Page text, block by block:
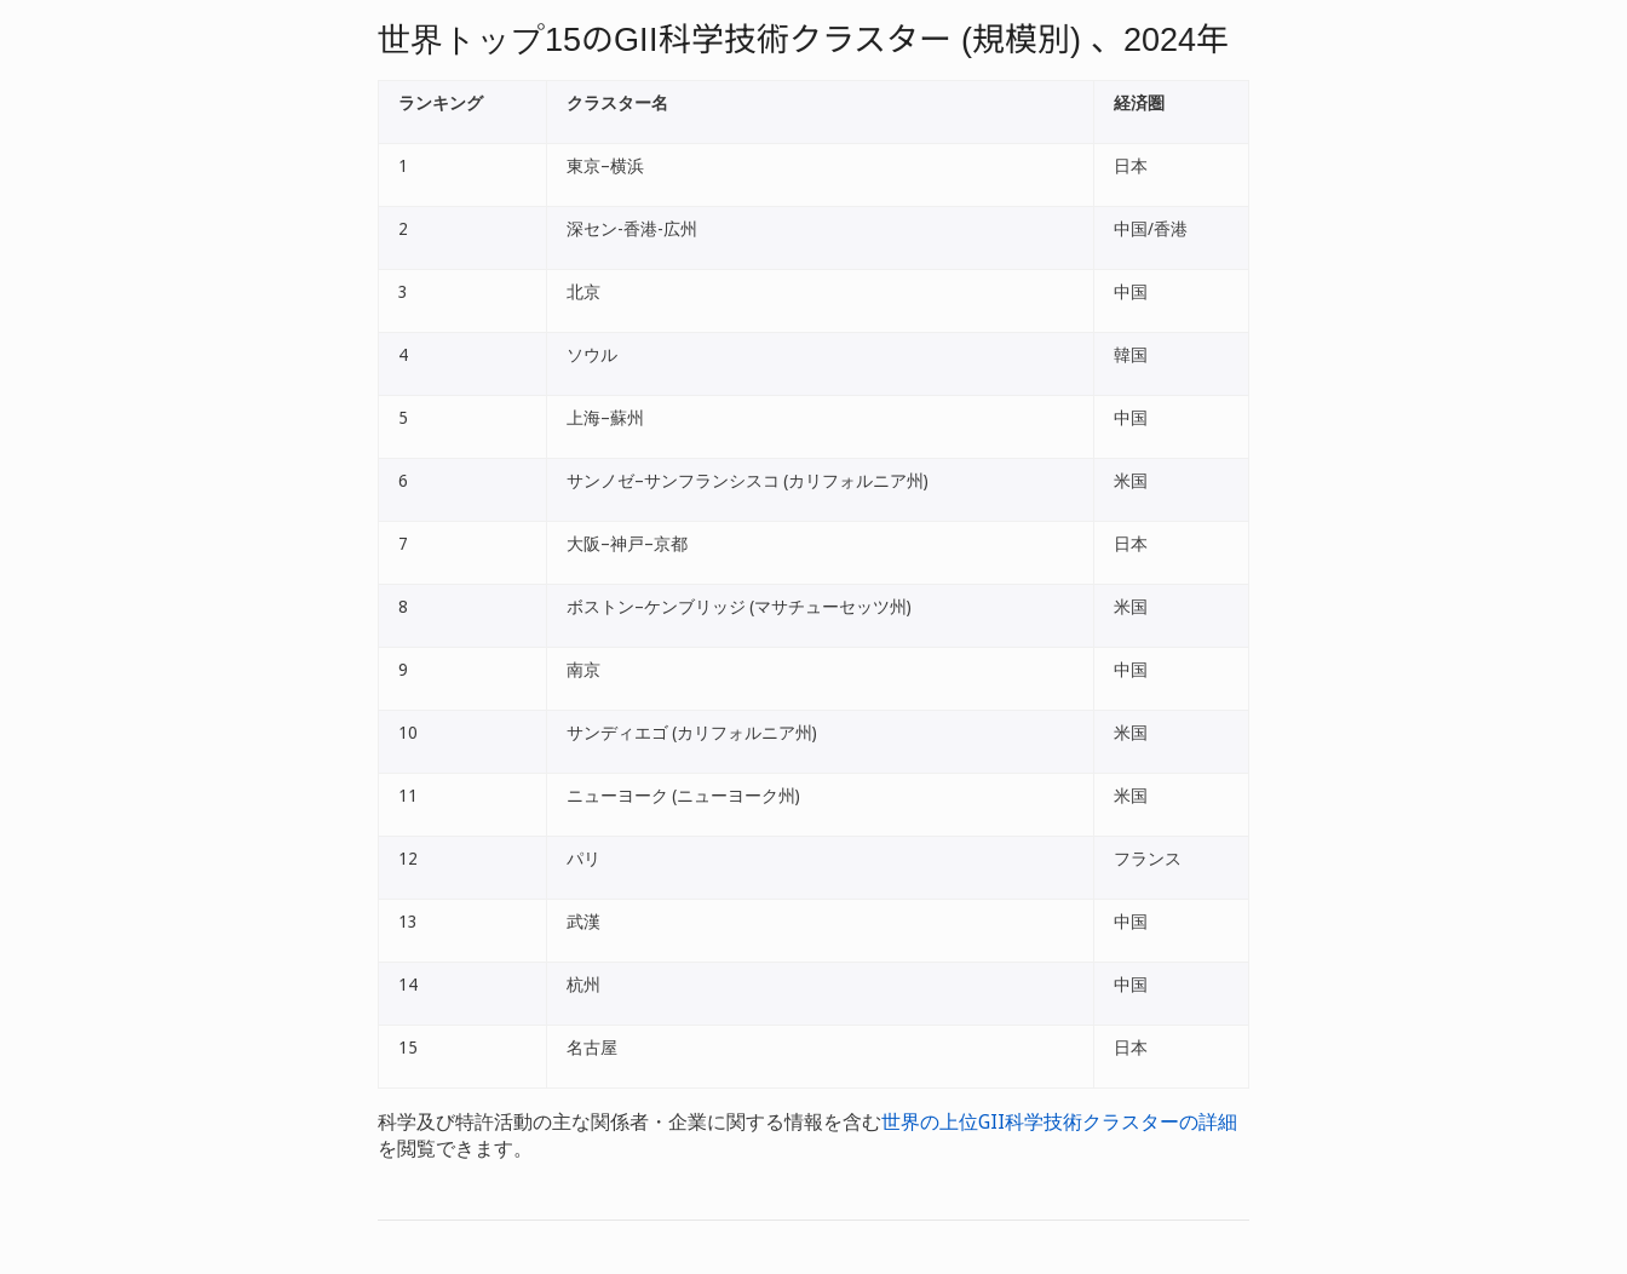
世界トップ15のGII科学技術クラスター (規模別) 、 2024年
ランキング クラスター名 経済圏
1 東京–横浜 日本
2 深セン-香港-広州 中国/香港
3 北京 中国
4 ソウル 韓国
5 上海–蘇州 中国
6 サンノゼ–サンフランシスコ (カリフォルニア州) 米国
7 大阪–神戸–京都 日本
8 ボストン–ケンブリッジ (マサチューセッツ州) 米国
9 南京 中国
10 サンディエゴ (カリフォルニア州) 米国
11 ニューヨーク (ニューヨーク州) 米国
12 パリ フランス
13 武漢 中国
14 杭州 中国
15 名古屋 日本
科学及び特許活動の主な関係者・企業に関する情報を含む世界の上位GII科学技術クラスターの詳細
を閲覧できます。